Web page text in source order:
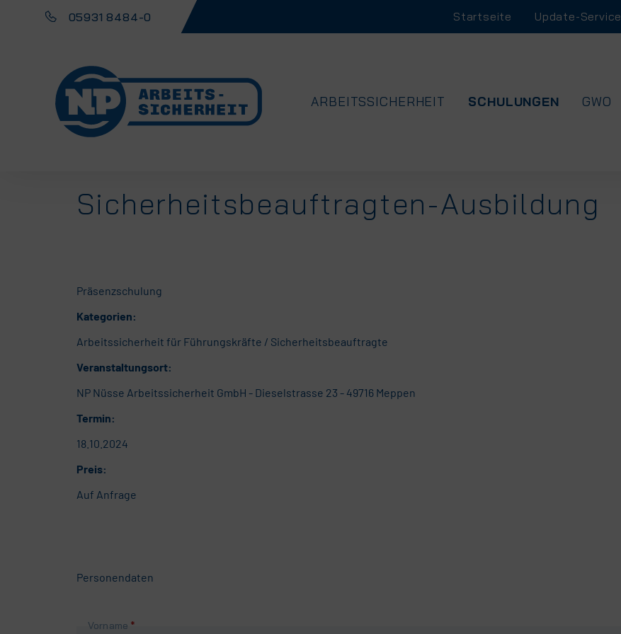
05931 8484-0
Navigation
Startseite Update-Service
NAVIGATION
ARBEITSSICHERHEIT SCHULUNGEN GWO
Sicherheitsbeauftragten-Ausbildung
Präsenzschulung
Kategorien:
Arbeitssicherheit für Führungskräfte / Sicherheitsbeauftragte
Veranstaltungsort:
NP Nüsse Arbeitssicherheit GmbH - Dieselstrasse 23 - 49716 Meppen
Termin:
18.10.2024
Preis:
Auf Anfrage
Personendaten
Pflichtfeld
Vorname *